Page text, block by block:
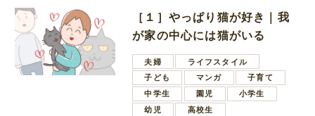
［１］やっぱり猫が好き｜我
が家の中心には猫がいる
夫婦
ライフスタイル
子ども
マンガ
子育て
中学生
園児
小学生
幼児
高校生